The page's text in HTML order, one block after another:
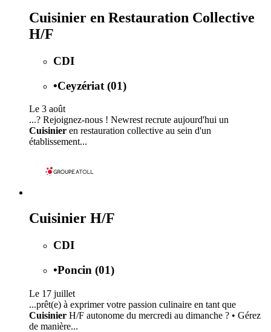
Cuisinier en Restauration Collective
H/F
CDI
•Ceyzériat (01)
Le 3 août
...? Rejoignez-nous ! Newrest recrute aujourd'hui un
Cuisinier en restauration collective au sein d'un
établissement...
Cuisinier H/F
CDI
•Poncin (01)
Le 17 juillet
...prêt(e) à exprimer votre passion culinaire en tant que
Cuisinier H/F autonome du mercredi au dimanche ? • Gérez
de manière...